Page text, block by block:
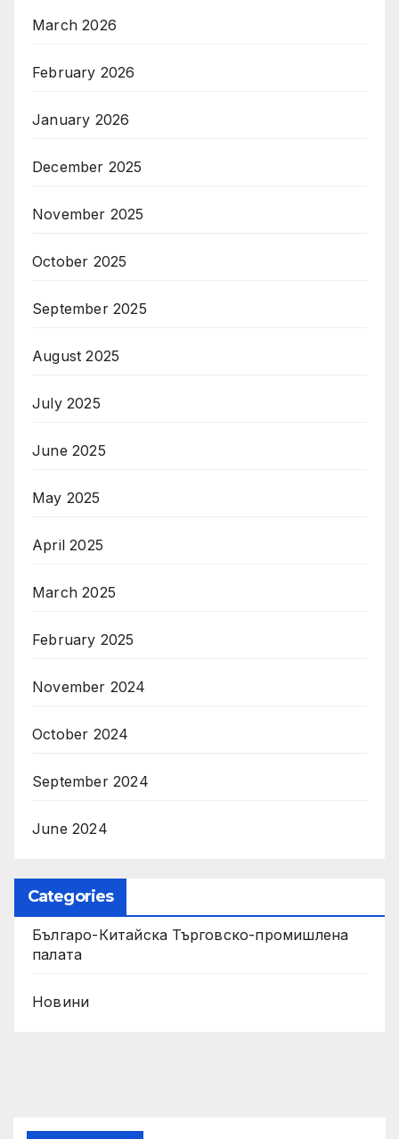
March 2026
February 2026
January 2026
December 2025
November 2025
October 2025
September 2025
August 2025
July 2025
June 2025
May 2025
April 2025
March 2025
February 2025
November 2024
October 2024
September 2024
June 2024
Categories
Българо-Китайска Търговско-промишлена
палaта
Новини